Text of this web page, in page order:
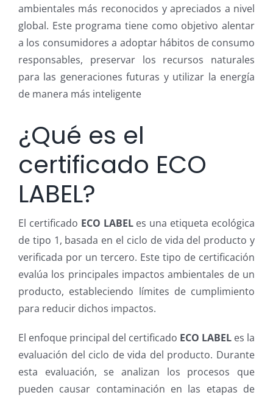
ambientales más reconocidos y apreciados a nivel
global. Este programa tiene como objetivo alentar
a los consumidores a adoptar hábitos de consumo
responsables, preservar los recursos naturales
para las generaciones futuras y utilizar la energía
de manera más inteligente
¿Qué es el
certificado ECO
LABEL?
El certificado ECO LABELes una etiqueta ecológica
de tipo 1, basada en el ciclo de vida del producto y
verificada por un tercero. Este tipo de certificación
evalúa los principales impactos ambientales de un
producto, estableciendo límites de cumplimiento
para reducir dichos impactos.
El enfoque principal del certificado ECO LABEL es la
evaluación del ciclo de vida del producto. Durante
esta evaluación, se analizan los procesos que
pueden causar contaminación en las etapas de